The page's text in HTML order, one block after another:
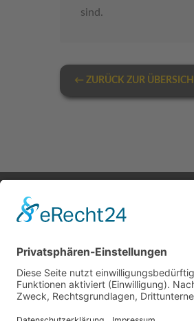
sind.
← ZURÜCK ZUR ÜBERSICHT
Deutschland:
fon:+49 2403 50127-5
email: